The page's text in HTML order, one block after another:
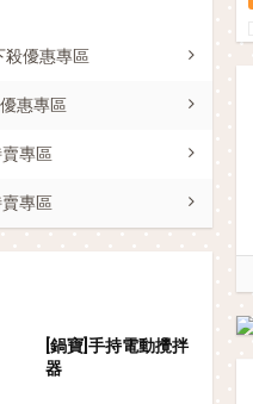
殺優惠專區
優惠專區
專區
專區
[鍋寶]手持電動攪拌
器